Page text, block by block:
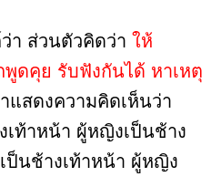
า ส่วนตัวคิดว่า ให้
พูดคุย รับฟังกันได้ หา​เหตุ​
แสดงความคิดเห็นว่า
เท้าหน้า​ ผู้หญิงเป็นช้าง
ป็นช้างเท้าหน้า​ ผู้หญิง